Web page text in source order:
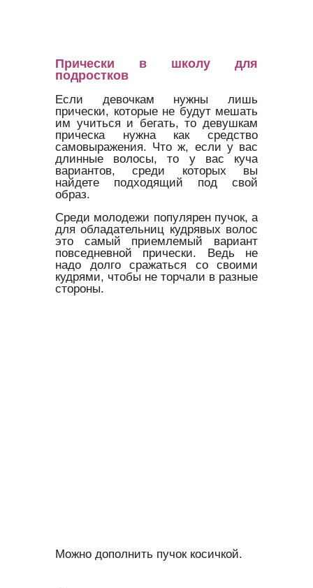
Прически в школу для
подростков
Если девочкам нужны лишь
прически, которые не будут мешать
им учиться и бегать, то девушкам
прическа нужна как средство
самовыражения. Что ж, если у вас
длинные волосы, то у вас куча
вариантов, среди которых вы
найдете подходящий под свой
образ.
Среди молодежи популярен пучок, а
для обладательниц кудрявых волос
это самый приемлемый вариант
повседневной прически. Ведь не
надо долго сражаться со своими
кудрями, чтобы не торчали в разные
стороны.
Можно дополнить пучок косичкой.